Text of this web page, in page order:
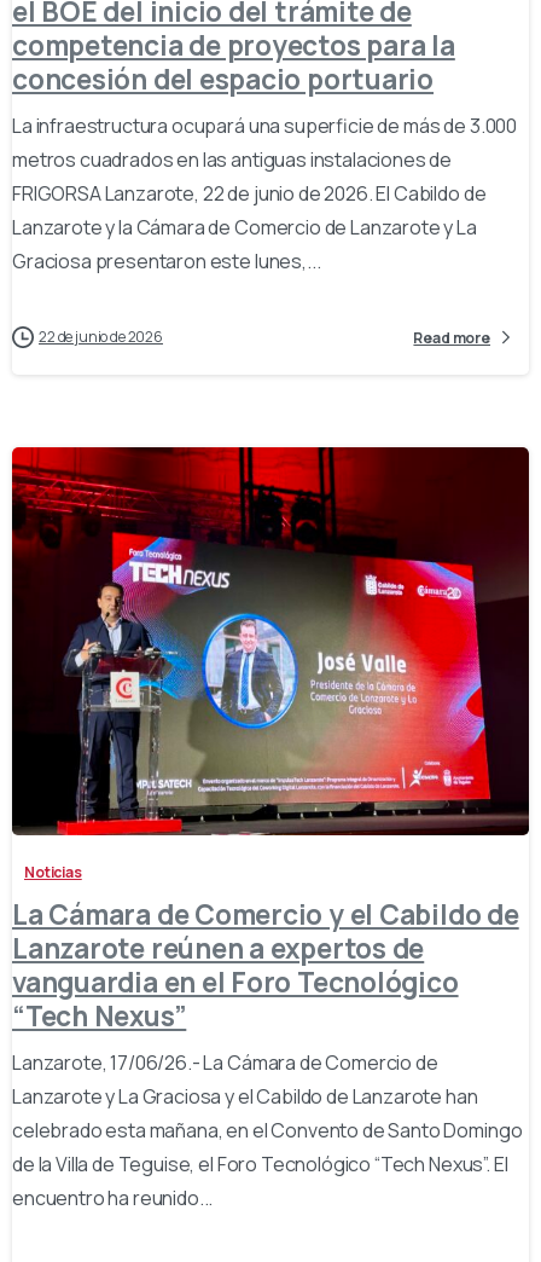
el BOE del inicio del trámite de
competencia de proyectos para la
concesión del espacio portuario
La infraestructura ocupará una superficie de más de 3.000
metros cuadrados en las antiguas instalaciones de
FRIGORSA Lanzarote, 22 de junio de 2026. El Cabildo de
Lanzarote y la Cámara de Comercio de Lanzarote y La
Graciosa presentaron este lunes,...
22 de junio de 2026 Read more
-
Noticias
La Cámara de Comercio y el Cabildo de
Lanzarote reúnen a expertos de
vanguardia en el Foro Tecnológico
“Tech Nexus”
Lanzarote, 17/06/26.- La Cámara de Comercio de
Lanzarote y La Graciosa y el Cabildo de Lanzarote han
celebrado esta mañana, en el Convento de Santo Domingo
de la Villa de Teguise, el Foro Tecnológico “Tech Nexus”. El
encuentro ha reunido...